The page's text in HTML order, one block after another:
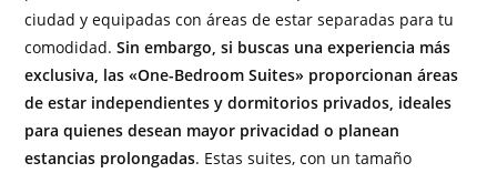
ciudad y equipadas con áreas de estar separadas para tu
comodidad.Sin embargo, si buscas una experiencia más
exclusiva, las «One-Bedroom Suites» proporcionan áreas
de estar independientes y dormitorios privados, ideales
para quienes desean mayor privacidad o planean
estancias prolongadas. Estas suites, con un tamaño